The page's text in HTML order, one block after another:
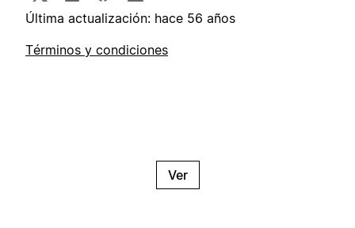
Última actualización: hace 56 años
Términos y condiciones
Ver